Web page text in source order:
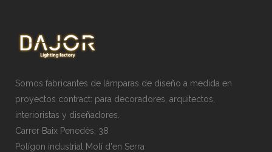
Somos fabricantes de lámparas de diseño a medida en
proyectos contract: para decoradores, arquitectos,
interioristas y diseñadores.
Carrer Baix Penedès, 38
Polígon industrial Molí d'en Serra